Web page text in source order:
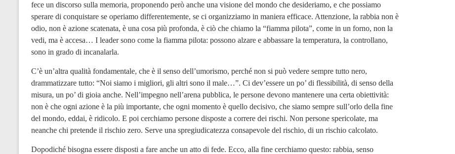
fece un discorso sulla memoria, proponendo però anche una visione del mondo che desideriamo, e che possiamo
sperare di conquistare se operiamo differentemente, se ci organizziamo in maniera efficace. Attenzione, la rabbia non è
odio, non è azione scatenata, è una cosa più profonda, è ciò che chiamo la “fiamma pilota”, come in un forno, non la
vedi, ma è accesa… I leader sono come la fiamma pilota: possono alzare e abbassare la temperatura, la controllano,
sono in grado di incanalarla.
C’è un’altra qualità fondamentale, che è il senso dell’umorismo, perché non si può vedere sempre tutto nero,
drammatizzare tutto: “Noi siamo i migliori, gli altri sono il male…”. Ci dev’essere un po’ di flessibilità, di senso della
misura, un po’ di gioia anche. Nell’impegno nell’arena pubblica, le persone devono mantenere una certa obiettività:
non è che ogni azione è la più importante, che ogni momento è quello decisivo, che siamo sempre sull’orlo della fine
del mondo, eddai, è ridicolo. E poi cerchiamo persone disposte a correre dei rischi. Non persone spericolate, ma
neanche chi pretende il rischio zero. Serve una spregiudicatezza consapevole del rischio, di un rischio calcolato.
Dopodiché bisogna essere disposti a fare anche un atto di fede. Ecco, alla fine cerchiamo questo: rabbia, senso